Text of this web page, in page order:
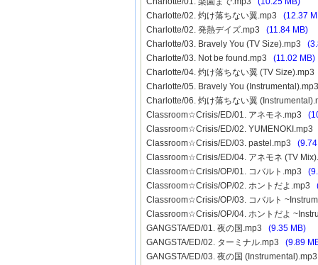
Charlotte/02. 灼け落ちない翼.mp3 (12.37
Charlotte/02. 発熱デイズ.mp3 (11.84 MB)
Charlotte/03. Bravely You (TV Size).mp3
Charlotte/03. Not be found.mp3 (11.02 MB)
Charlotte/04. 灼け落ちない翼 (TV
Charlotte/05. Bravely You
Charlotte/06. 灼け落ちない翼
Classroom☆Crisis/ED/01. アネモネ.mp3
Classroom☆Crisis/ED/02.
Classroom☆Crisis/ED/03. pastel.mp3
Classroom☆Crisis/ED/04. アネモネ (TV
Classroom☆Crisis/OP/01. コバルト.mp3
Classroom☆Crisis/OP/02. ホントだよ.mp3
Classroom☆Crisis/OP/03. コバルト
Classroom☆Crisis/OP/04. ホントだよ
GANGSTA/ED/01. 夜の国.mp3 (9.35 MB)
GANGSTA/ED/02. ターミナル.mp3 (9.89
GANGSTA/ED/03. 夜の国